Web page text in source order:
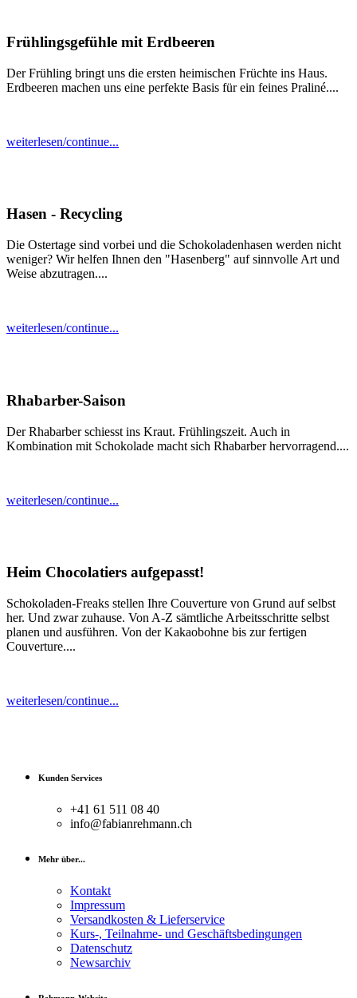
Frühlingsgefühle mit Erdbeeren
Der Frühling bringt uns die ersten heimischen Früchte ins Haus.
Erdbeeren machen uns eine perfekte Basis für ein feines Praliné....
weiterlesen/continue...
Hasen - Recycling
Die Ostertage sind vorbei und die Schokoladenhasen werden nicht
weniger? Wir helfen Ihnen den "Hasenberg" auf sinnvolle Art und
Weise abzutragen....
weiterlesen/continue...
Rhabarber-Saison
Der Rhabarber schiesst ins Kraut. Frühlingszeit. Auch in
Kombination mit Schokolade macht sich Rhabarber hervorragend....
weiterlesen/continue...
Heim Chocolatiers aufgepasst!
Schokoladen-Freaks stellen Ihre Couverture von Grund auf selbst
her. Und zwar zuhause. Von A-Z sämtliche Arbeitsschritte selbst
planen und ausführen. Von der Kakaobohne bis zur fertigen
Couverture....
weiterlesen/continue...
Kunden Services
+41 61 511 08 40
info@fabianrehmann.ch
Mehr über...
Kontakt
Impressum
Versandkosten & Lieferservice
Kurs-, Teilnahme- und Geschäftsbedingungen
Datenschutz
Newsarchiv